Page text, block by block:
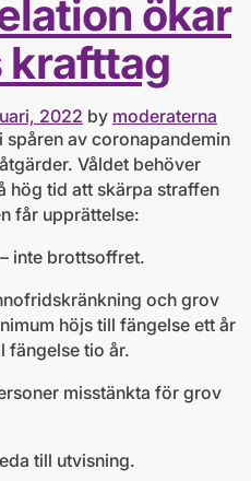
ökar
krafttag
2022 by moderaterna
spåren av coronapandemin
Våldet behöver
hög tid att skärpa straffen
får upprättelse:
inte brottsoffret.
och grov
höjs till fängelse ett år
fängelse tio år.
misstänkta för grov
till utvisning.